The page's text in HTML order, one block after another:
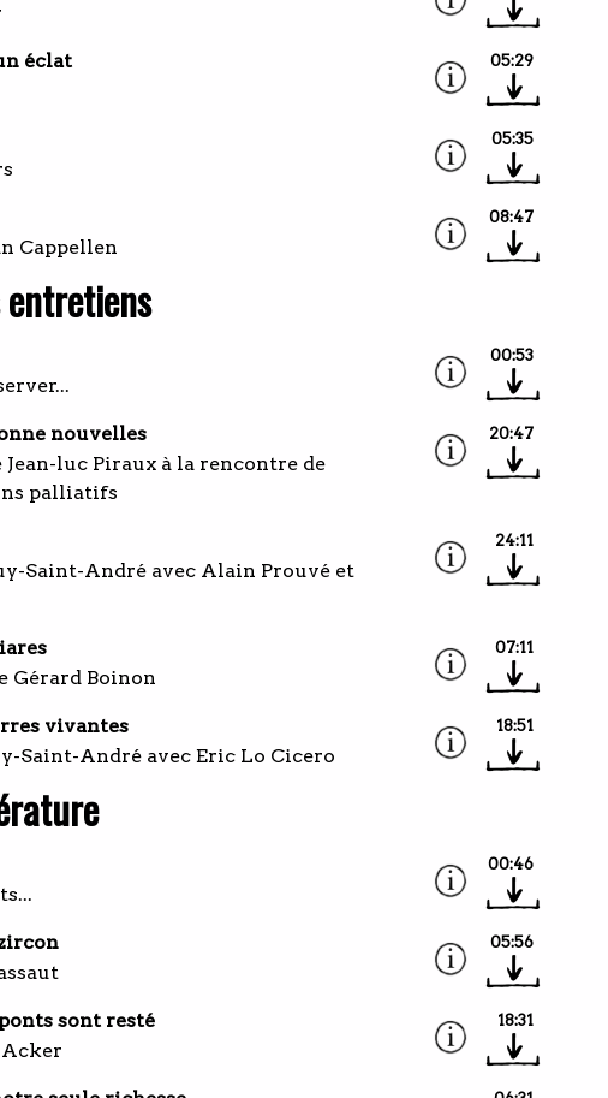
éclat
05:29
05:35
Cappellen
08:47
entretiens
00:53
nouvelles
luc Piraux à la rencontre de
palliatifs
20:47
Saint-André avec Alain Prouvé et
24:11
Gérard Boinon
07:11
vivantes
Saint-André avec Eric Lo Cicero
18:51
00:46
05:56
sont resté
18:31